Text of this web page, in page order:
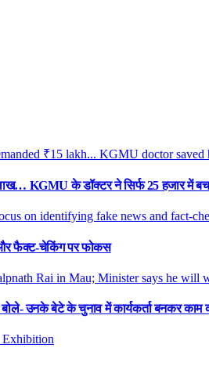
KGMU के डॉक्टर ने सिर्फ 25 हजार में
और फैक्ट-चेकिंग पर फोकस
बोले- उनके बेटे के चुनाव में कार्यकर्ता बनकर काम